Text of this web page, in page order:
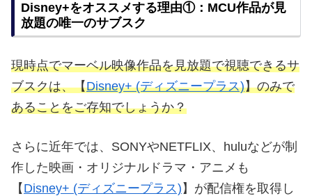
Disney+をオススメする理由①：MCU作品が見
放題の唯一のサブスク
現時点でマーベル映像作品を見放題で視聴できるサ
ブスクは、【Disney+ (ディズニープラス)】のみで
あることをご存知でしょうか？
さらに近年では、SONYやNETFLIX、huluなどが制
作した映画・オリジナルドラマ・アニメも
【 Disney+ (ディズニープラス) 】が配信権を取得し